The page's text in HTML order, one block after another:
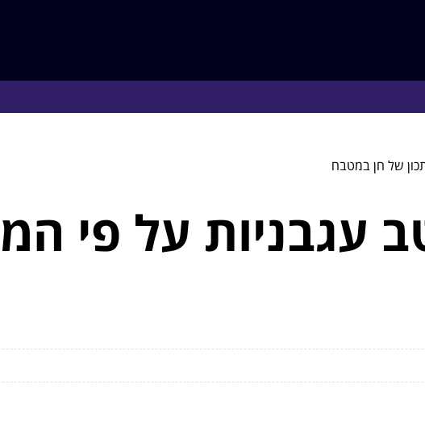
של חן במטבח
עגבניות על פי